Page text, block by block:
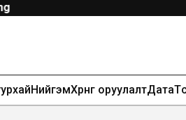
НийгэмХөрөнгө оруулалтДата